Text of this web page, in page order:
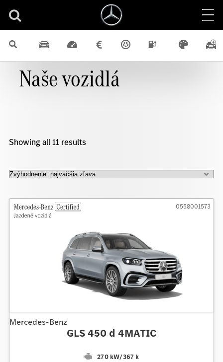
Naše vozidlá
Showing all 11 results
Mercedes-Benz
GLS 450 d 4MATIC
270 kW/367 k
0558001573